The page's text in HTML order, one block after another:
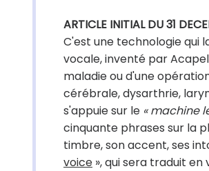
ARTICLE INITIAL DU 31
C'est une technologie qui
vocale, inventé par
maladie ou d'une
cérébrale, dysarthrie,
s'appuie sur le « machine
cinquante phrases sur la
timbre, son accent, ses
voice », qui sera traduit